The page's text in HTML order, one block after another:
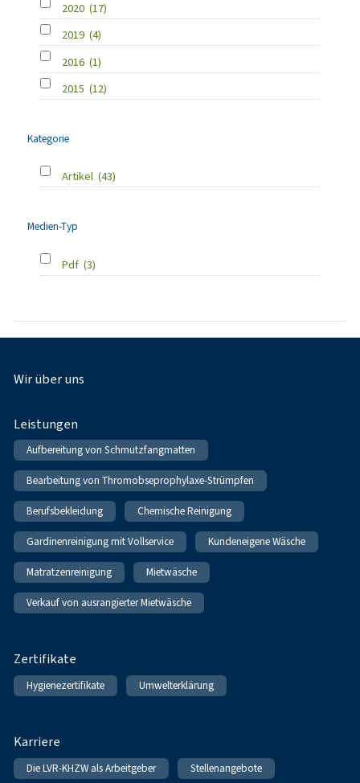
2020 (17)
2019 (4)
2016 (1)
2015 (12)
Kategorie
Artikel (43)
Medien-Typ
Pdf (3)
Fußnavigation
Wir über uns
Leistungen
Aufbereitung von Schmutzfangmatten
Bearbeitung von Thromobseprophylaxe-Strümpfen
Berufsbekleidung Chemische Reinigung
Gardinenreinigung mit Vollservice Kundeneigene Wäsche
Matratzenreinigung Mietwäsche
Verkauf von ausrangierter Mietwäsche
Zertifikate
Hygienezertifikate Umwelterklärung
Karriere
Die LVR-KHZW als Arbeitgeber Stellenangebote